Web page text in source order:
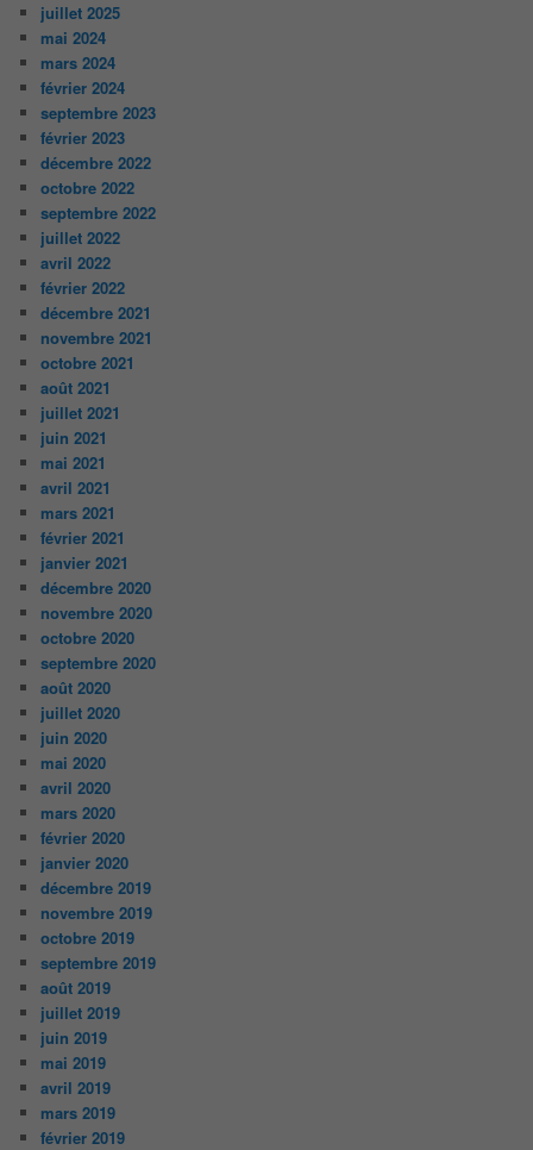
juillet 2025
mai 2024
mars 2024
février 2024
septembre 2023
février 2023
décembre 2022
octobre 2022
septembre 2022
juillet 2022
avril 2022
février 2022
décembre 2021
novembre 2021
octobre 2021
août 2021
juillet 2021
juin 2021
mai 2021
avril 2021
mars 2021
février 2021
janvier 2021
décembre 2020
novembre 2020
octobre 2020
septembre 2020
août 2020
juillet 2020
juin 2020
mai 2020
avril 2020
mars 2020
février 2020
janvier 2020
décembre 2019
novembre 2019
octobre 2019
septembre 2019
août 2019
juillet 2019
juin 2019
mai 2019
avril 2019
mars 2019
février 2019